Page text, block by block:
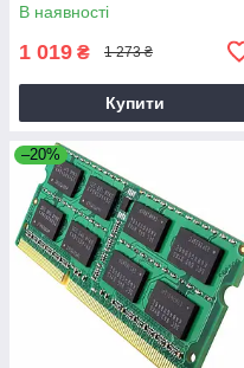
В наявності
1 019 ₴ 1 273 ₴
Купити
–20%